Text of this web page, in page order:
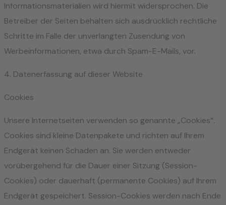
Informationsmaterialien wird hiermit widersprochen. Die
Betreiber der Seiten behalten sich ausdrücklich rechtliche
Schritte im Falle der unverlangten Zusendung von
Werbeinformationen, etwa durch Spam-E-Mails, vor.
4. Datenerfassung auf dieser Website
Cookies
Unsere Internetseiten verwenden so genannte „Cookies“.
Cookies sind kleine Datenpakete und richten auf Ihrem
Endgerät keinen Schaden an. Sie werden entweder
vorübergehend für die Dauer einer Sitzung (Session-
Cookies) oder dauerhaft (permanente Cookies) auf Ihrem
Endgerät gespeichert. Session-Cookies werden nach Ende